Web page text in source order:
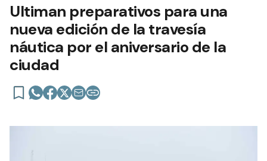
Ultiman preparativos para una
nueva edición de la travesía
náutica por el aniversario de la
ciudad